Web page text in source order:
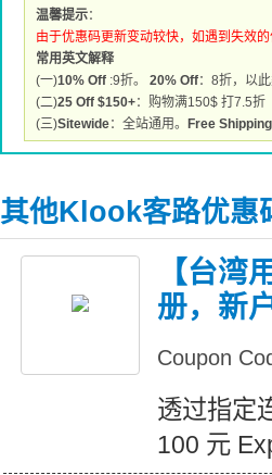
温馨提示：
由于优惠码更新变动较快，如遇到失效
常用英文解释
(一)10% Off :9折。 20% Off：8折，以
(二)25 Off $150+：购物满150$ 打7.5折
(三)Sitewide：全站通用。 Free Shipping
其他Klook客路优惠
【台湾
册，新
Coupon
透过指定
100 元